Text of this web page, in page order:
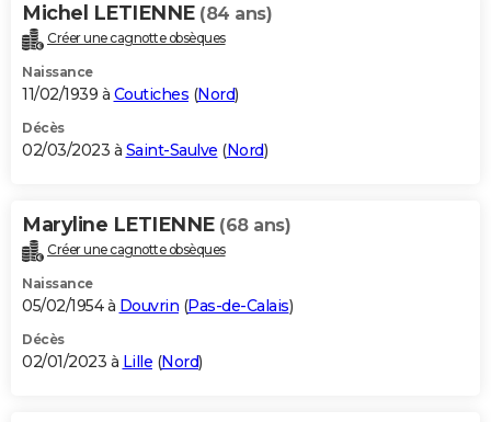
Michel LETIENNE (84 ans)
Créer une cagnotte obsèques
Naissance
11/02/1939 à Coutiches (Nord)
Décès
02/03/2023 à Saint-Saulve (Nord)
Maryline LETIENNE (68 ans)
Créer une cagnotte obsèques
Naissance
05/02/1954 à Douvrin (Pas-de-Calais)
Décès
02/01/2023 à Lille (Nord)